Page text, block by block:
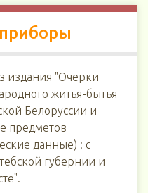
издания "Очерки
житья-бытья
Белоруссии и
предметов
данные) : с
губернии и